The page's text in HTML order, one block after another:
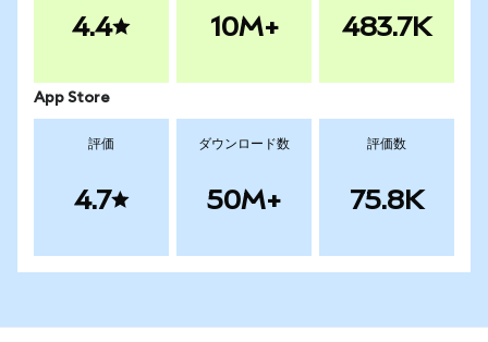
4.4 10M+ 483.7K
App Store
評価
4.7
ダウンロード数
50M+
評価数
75.8K